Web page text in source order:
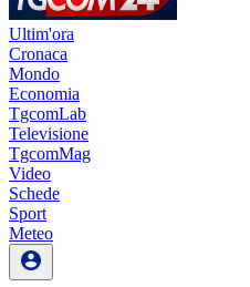
Ultim'ora
Cronaca
Mondo
Economia
TgcomLab
Televisione
TgcomMag
Video
Schede
Sport
Meteo